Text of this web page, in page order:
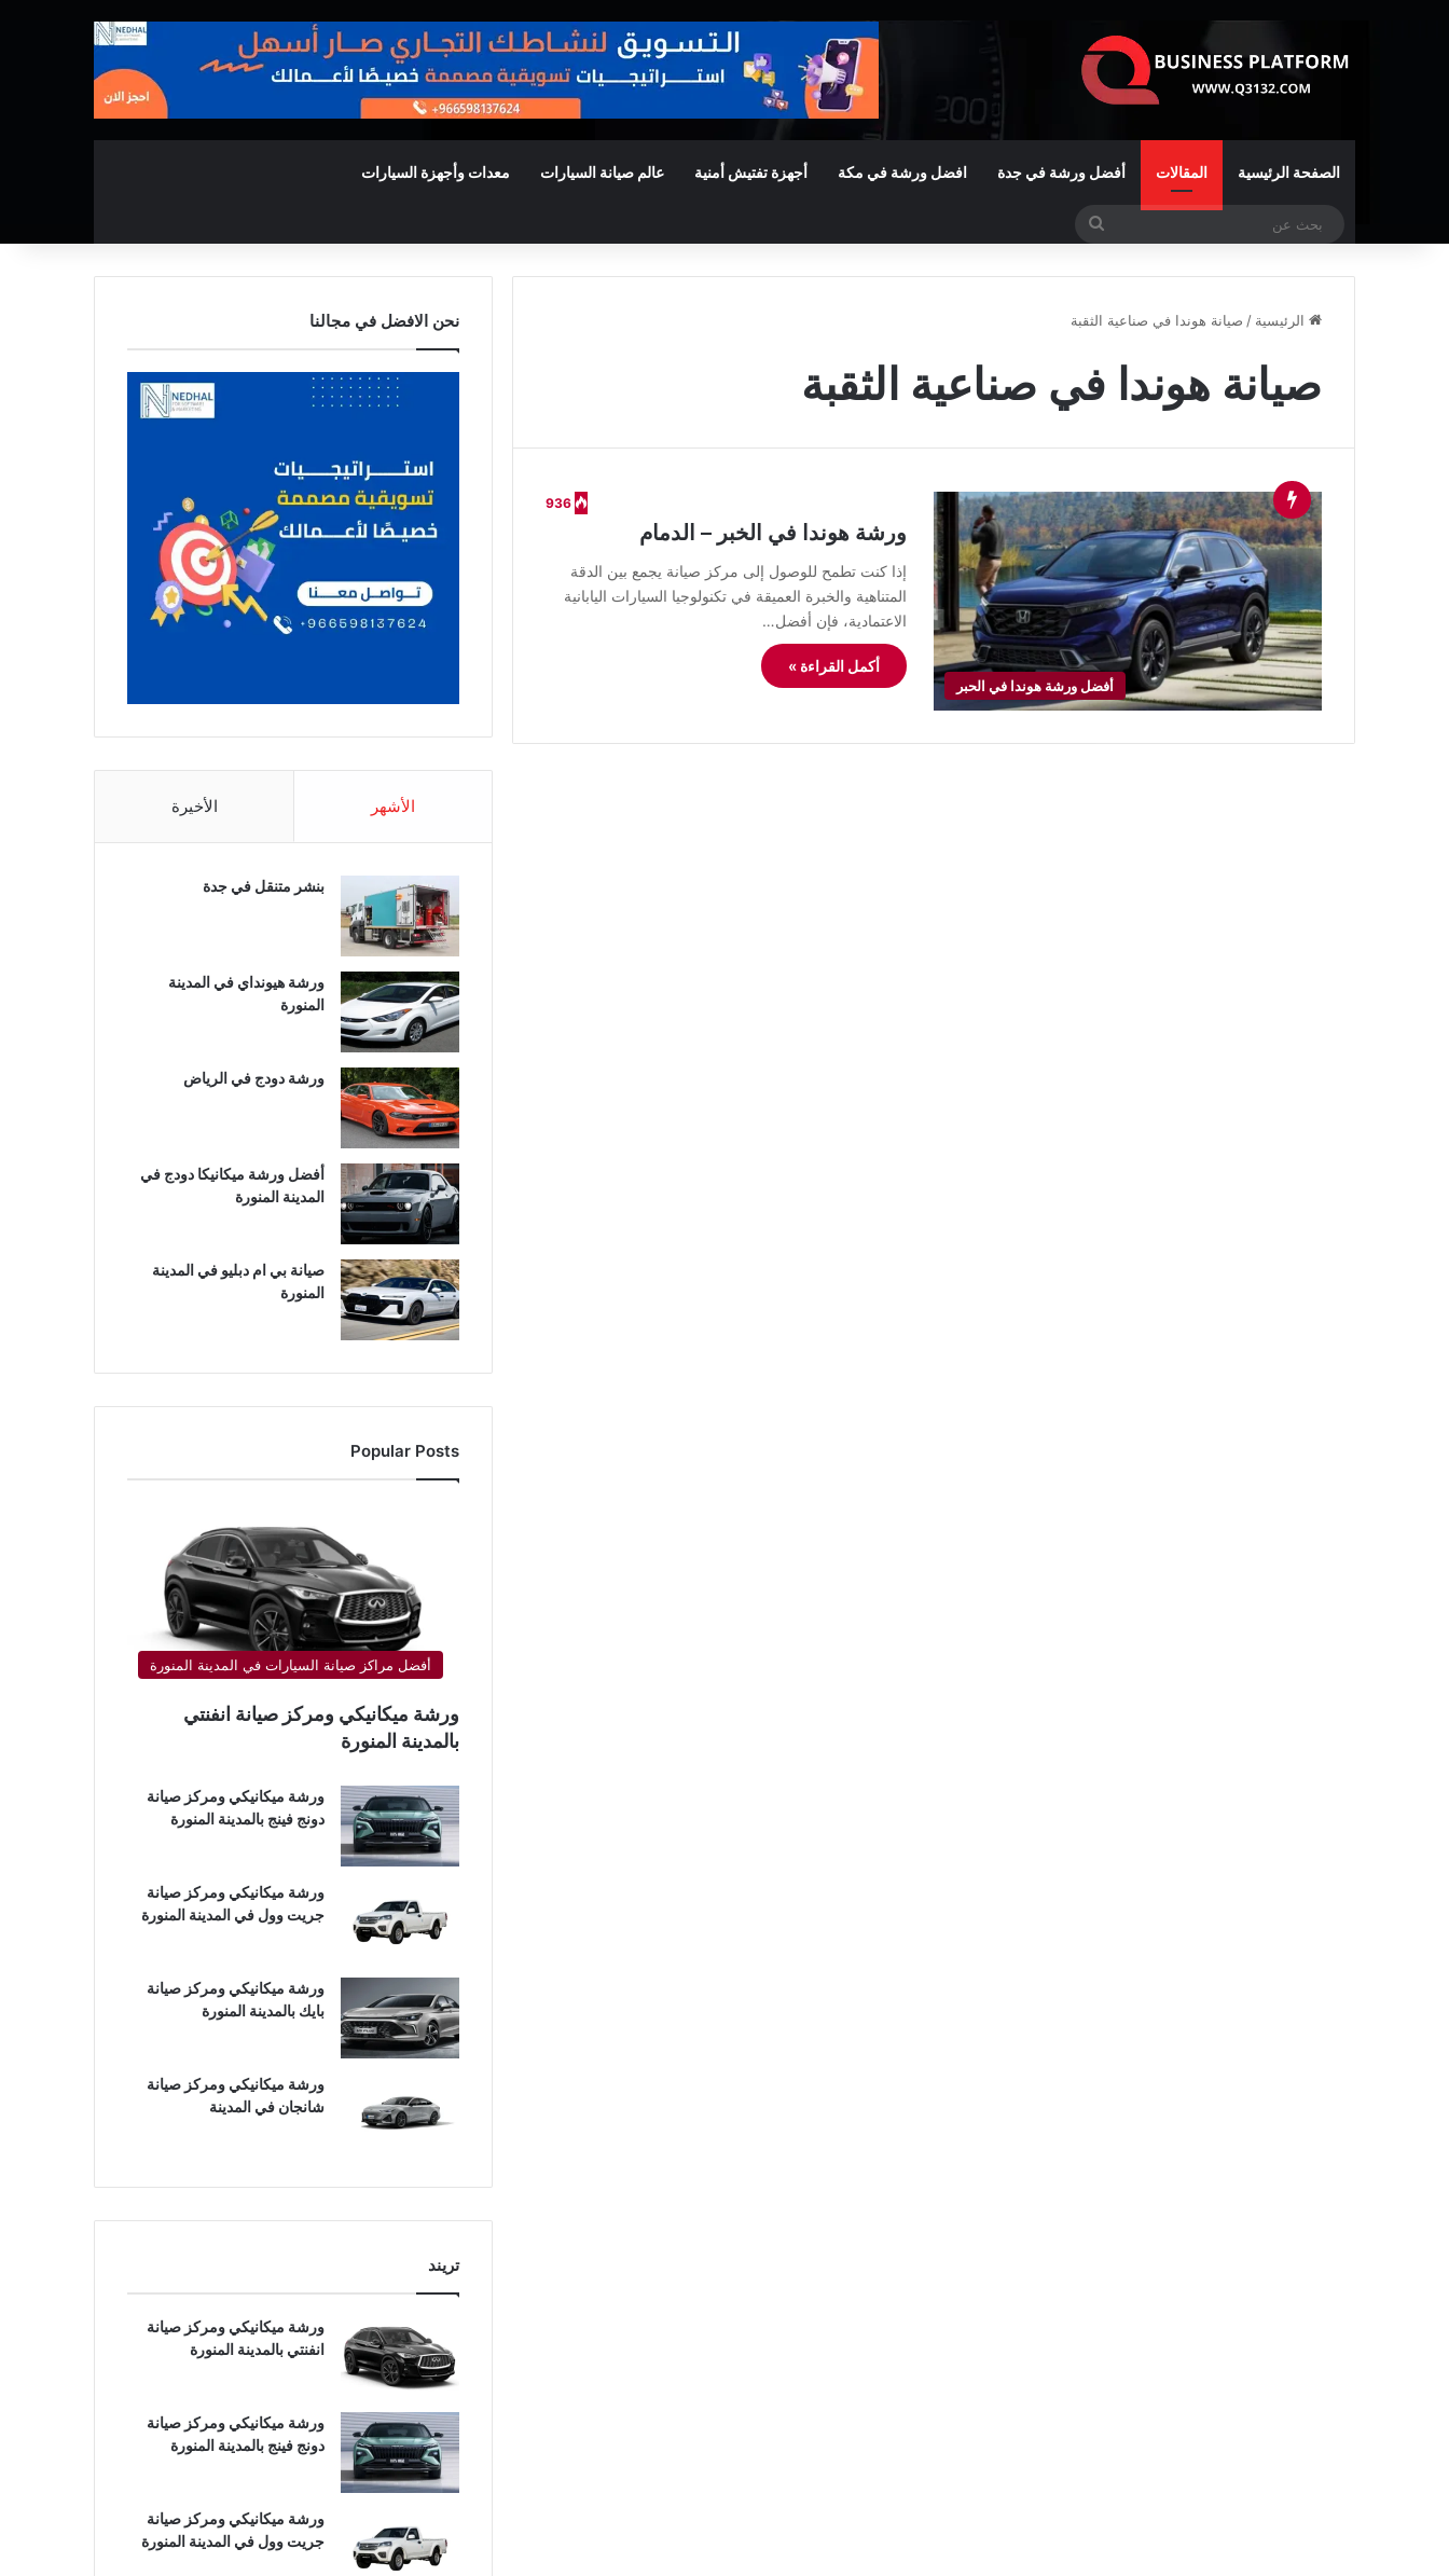
الصفحة الرئيسية المقالات أفضل ورشة في جدة افضل ورشة في مكة أجهزة تفتيش أمنية عالم صيانة السيارات معدات وأجهزة السيارات
الرئيسية / صيانة هوندا في صناعية الثقبة
صيانة هوندا في صناعية الثقبة
أفضل ورشة هوندا في الحبر
936
ورشة هوندا في الخبر – الدمام
إذا كنت تطمح للوصول إلى مركز صيانة يجمع بين الدقة
المتناهية والخبرة العميقة في تكنولوجيا السيارات اليابانية
الاعتمادية، فإن أفضل…
أكمل القراءة »
نحن الافضل في مجالنا
الأشهر الأخيرة
بنشر متنقل في جدة
ورشة هيونداي في المدينة
المنورة
ورشة دودج في الرياض
أفضل ورشة ميكانيكا دودج في
المدينة المنورة
صيانة بي ام دبليو في المدينة
المنورة
Popular Posts
أفضل مراكز صيانة السيارات في المدينة المنورة
ورشة ميكانيكي ومركز صيانة انفنتي
بالمدينة المنورة
ورشة ميكانيكي ومركز صيانة
دونج فينج بالمدينة المنورة
ورشة ميكانيكي ومركز صيانة
جريت وول في المدينة المنورة
ورشة ميكانيكي ومركز صيانة
بايك بالمدينة المنورة
ورشة ميكانيكي ومركز صيانة
شانجان في المدينة
تريند
ورشة ميكانيكي ومركز صيانة
انفنتي بالمدينة المنورة
ورشة ميكانيكي ومركز صيانة
دونج فينج بالمدينة المنورة
ورشة ميكانيكي ومركز صيانة
جريت وول في المدينة المنورة